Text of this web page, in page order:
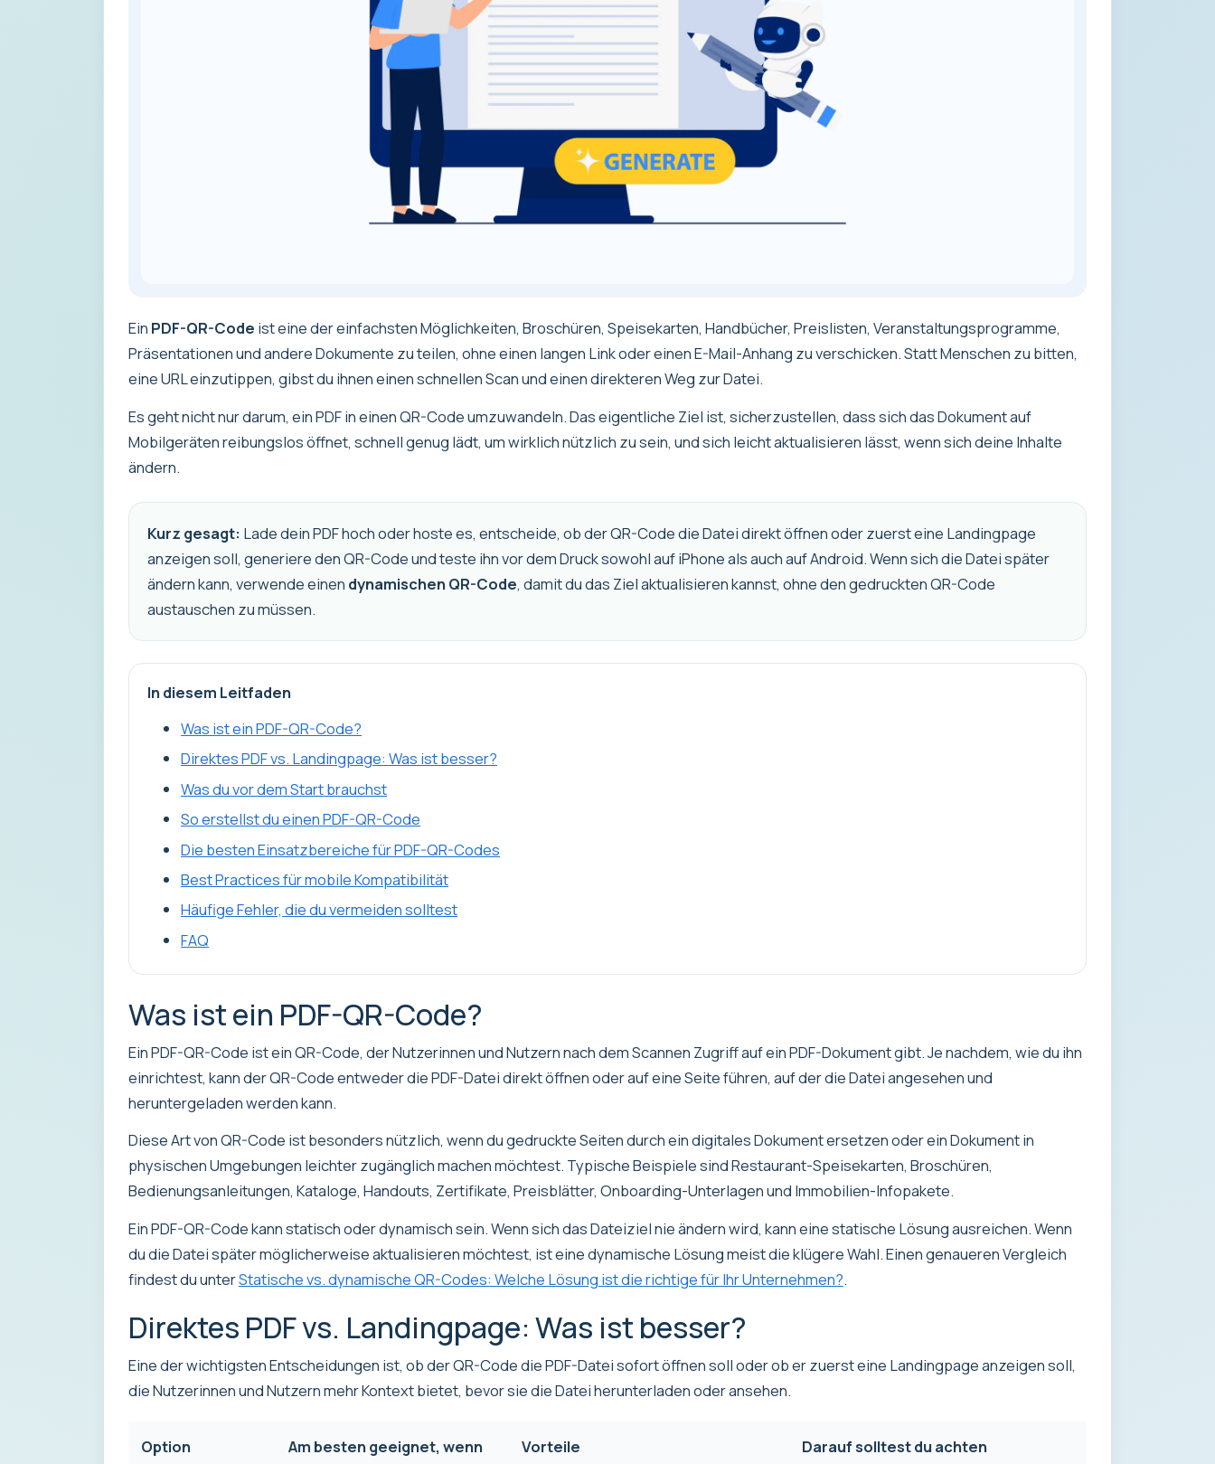
Ein PDF-QR-Code ist eine der einfachsten Möglichkeiten, Broschüren, Speisekarten, Handbücher, Preislisten, Veranstaltungsprogramme,
Präsentationen und andere Dokumente zu teilen, ohne einen langen Link oder einen E-Mail-Anhang zu verschicken. Statt Menschen zu bitten,
eine URL einzutippen, gibst du ihnen einen schnellen Scan und einen direkteren Weg zur Datei.
Es geht nicht nur darum, ein PDF in einen QR-Code umzuwandeln. Das eigentliche Ziel ist, sicherzustellen, dass sich das Dokument auf
Mobilgeräten reibungslos öffnet, schnell genug lädt, um wirklich nützlich zu sein, und sich leicht aktualisieren lässt, wenn sich deine Inhalte
ändern.
Kurz gesagt: Lade dein PDF hoch oder hoste es, entscheide, ob der QR-Code die Datei direkt öffnen oder zuerst eine Landingpage
anzeigen soll, generiere den QR-Code und teste ihn vor dem Druck sowohl auf iPhone als auch auf Android. Wenn sich die Datei später
ändern kann, verwende einen dynamischen QR-Code, damit du das Ziel aktualisieren kannst, ohne den gedruckten QR-Code
austauschen zu müssen.
In diesem Leitfaden
Was ist ein PDF-QR-Code?
Direktes PDF vs. Landingpage: Was ist besser?
Was du vor dem Start brauchst
So erstellst du einen PDF-QR-Code
Die besten Einsatzbereiche für PDF-QR-Codes
Best Practices für mobile Kompatibilität
Häufige Fehler, die du vermeiden solltest
FAQ
Was ist ein PDF-QR-Code?
Ein PDF-QR-Code ist ein QR-Code, der Nutzerinnen und Nutzern nach dem Scannen Zugriff auf ein PDF-Dokument gibt. Je nachdem, wie du ihn
einrichtest, kann der QR-Code entweder die PDF-Datei direkt öffnen oder auf eine Seite führen, auf der die Datei angesehen und
heruntergeladen werden kann.
Diese Art von QR-Code ist besonders nützlich, wenn du gedruckte Seiten durch ein digitales Dokument ersetzen oder ein Dokument in
physischen Umgebungen leichter zugänglich machen möchtest. Typische Beispiele sind Restaurant-Speisekarten, Broschüren,
Bedienungsanleitungen, Kataloge, Handouts, Zertifikate, Preisblätter, Onboarding-Unterlagen und Immobilien-Infopakete.
Ein PDF-QR-Code kann statisch oder dynamisch sein. Wenn sich das Dateiziel nie ändern wird, kann eine statische Lösung ausreichen. Wenn
du die Datei später möglicherweise aktualisieren möchtest, ist eine dynamische Lösung meist die klügere Wahl. Einen genaueren Vergleich
findest du unterStatische vs. dynamische QR-Codes: Welche Lösung ist die richtige für Ihr Unternehmen?.
Direktes PDF vs. Landingpage: Was ist besser?
Eine der wichtigsten Entscheidungen ist, ob der QR-Code die PDF-Datei sofort öffnen soll oder ob er zuerst eine Landingpage anzeigen soll,
die Nutzerinnen und Nutzern mehr Kontext bietet, bevor sie die Datei herunterladen oder ansehen.
Option Am besten geeignet, wenn Vorteile Darauf solltest du achten